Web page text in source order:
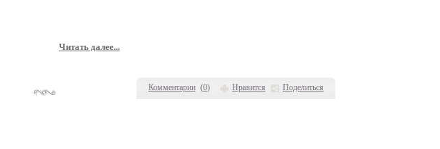
Комментарии (0) Нравится Поделиться
Читать далее...